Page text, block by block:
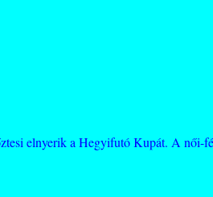
elnyerik a Hegyifutó Kupát. A női-